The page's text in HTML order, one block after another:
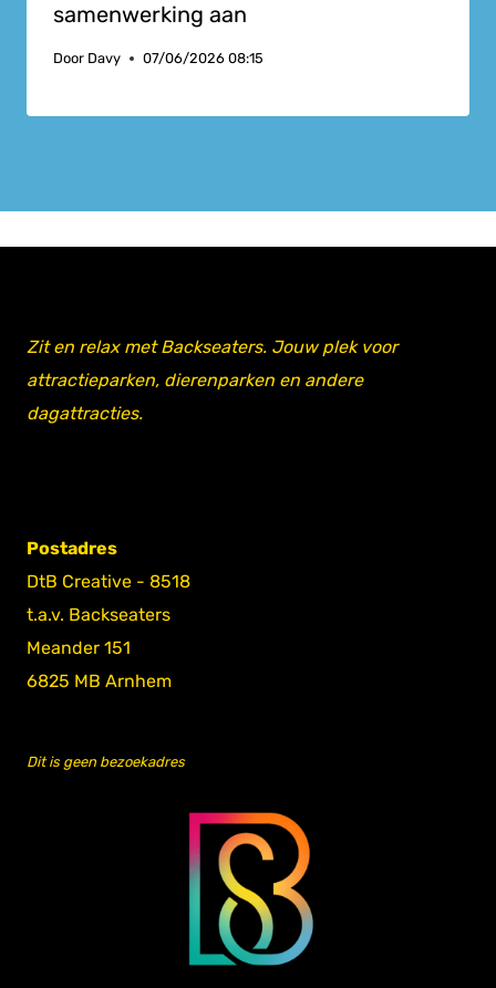
samenwerking aan
Door Davy 07/06/2026 08:15
Zit en relax met Backseaters. Jouw plek voor
attractieparken, dierenparken en andere
dagattracties.
Postadres
DtB Creative - 8518
t.a.v. Backseaters
Meander 151
6825 MB Arnhem
Dit is geen bezoekadres